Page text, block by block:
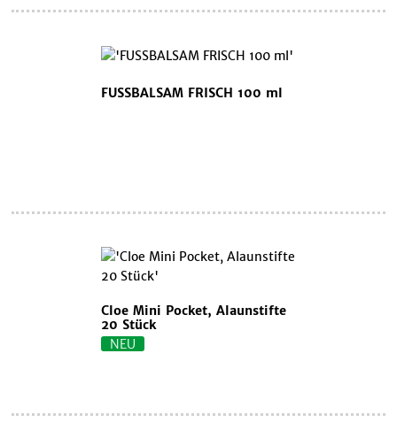
FUSSBALSAM FRISCH 100 ml
Cloe Mini Pocket, Alaunstifte
20 Stück
NEU